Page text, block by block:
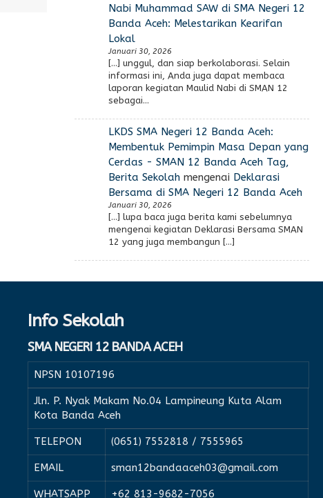
Nabi Muhammad SAW di SMA Negeri 12
Banda Aceh: Melestarikan Kearifan
Lokal
Januari 30, 2026
[…] unggul, dan siap berkolaborasi. Selain
informasi ini, Anda juga dapat membaca
laporan kegiatan Maulid Nabi di SMAN 12
sebagai…
LKDS SMA Negeri 12 Banda Aceh:
Membentuk Pemimpin Masa Depan yang
Cerdas - SMAN 12 Banda Aceh Tag,
Berita Sekolahmengenai Deklarasi
Bersama di SMA Negeri 12 Banda Aceh
Januari 30, 2026
[…] lupa baca juga berita kami sebelumnya
mengenai kegiatan Deklarasi Bersama SMAN
12 yang juga membangun […]
Info Sekolah
SMA NEGERI 12 BANDA ACEH
NPSN 10107196
Jln. P. Nyak Makam No.04 Lampineung Kuta Alam
Kota Banda Aceh
TELEPON (0651) 7552818 / 7555965
EMAIL sman12bandaaceh03@gmail.com
WHATSAPP +62 813-9682-7056